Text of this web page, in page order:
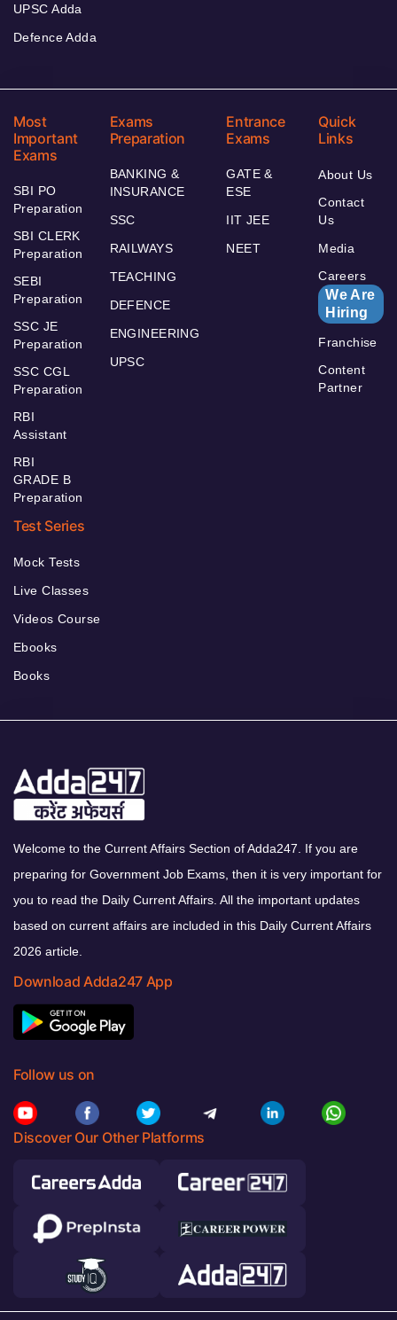
UPSC Adda
Defence Adda
Most
Important
Exams
SBI PO
Preparation
SBI CLERK
Preparation
SEBI
Preparation
SSC JE
Preparation
SSC CGL
Preparation
RBI
Assistant
RBI
GRADE B
Preparation
Exams
Preparation
BANKING &
INSURANCE
SSC
RAILWAYS
TEACHING
DEFENCE
ENGINEERING
UPSC
Entrance
Exams
GATE &
ESE
IIT JEE
NEET
Quick
Links
About Us
Contact
Us
Media
Careers
We Are
Hiring
Franchise
Content
Partner
Test Series
Mock Tests
Live Classes
Videos Course
Ebooks
Books
Welcome to the Current Affairs Section of Adda247. If you are
preparing for Government Job Exams, then it is very important for
you to read the Daily Current Affairs. All the important updates
based on current affairs are included in this Daily Current Affairs
2026 article.
Download Adda247 App
Follow us on
Discover Our Other Platforms